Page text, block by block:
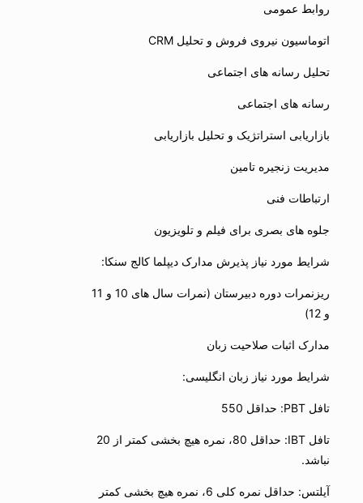
روابط عمومی
اتوماسیون نیروی فروش و تحلیل CRM
تحلیل رسانه های اجتماعی
رسانه های اجتماعی
بازاریابی استراتژیک و تحلیل بازاریابی
مدیریت زنجیره تامین
ارتباطات فنی
جلوه های بصری برای فیلم و تلویزیون
شرایط مورد نیاز پذیرش مدارک دیپلما کالج سنکا:
ریزنمرات دوره دبیرستان (نمرات سال های 10 و 11
و 12)
مدارک اثبات صلاحیت زبان
شرایط مورد نیاز زبان انگلیسی:
تافل PBT: حداقل 550
تافل IBT: حداقل 80، نمره هیچ بخشی کمتر از 20
نباشد.
آیلتس: حداقل نمره کلی 6، نمره هیچ بخشی کمتر